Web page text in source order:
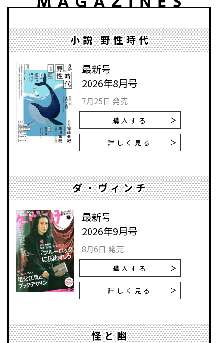
小説 野性時代
最新号
2026年8月号
7月25日 発売
購入する
詳しく見る
ダ・ヴィンチ
最新号
2026年9月号
8月6日 発売
購入する
詳しく見る
怪と幽